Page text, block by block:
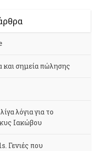
και σημεία πώλησης
λόγια για το
Ιακώβου
Γενιές που